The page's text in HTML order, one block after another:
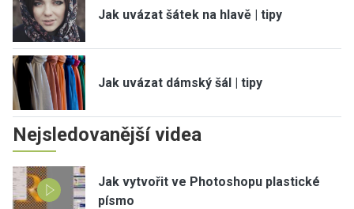
Jak uvázat šátek na hlavě | tipy
Jak uvázat dámský šál | tipy
Nejsledovanější videa
Jak vytvořit ve Photoshopu plastické
písmo